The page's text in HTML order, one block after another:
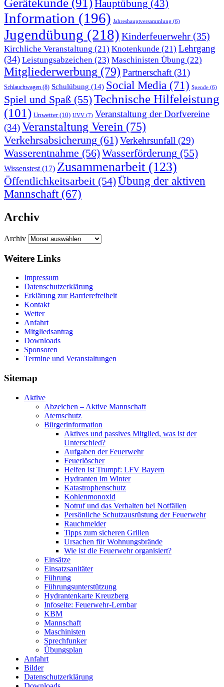
Gerätekunde (91)Hauptübung (43)
Information (196) Jahreshauptversammlung (6)
Jugendübung (218) Kinderfeuerwehr (35)
Kirchliche Veranstaltung (21) Knotenkunde (21) Lehrgang
(34) Leistungsabzeichen (23) Maschinisten Übung (22)
Mitgliederwerbung (79) Partnerschaft (31)
Schlauchwagen (8) Schulübung (14) Social Media (71) Spende (6)
Spiel und Spaß (55)Technische Hilfeleistung
(101) Unwetter(10) UVV (7) Veranstaltung der Dorfvereine
(34)Veranstaltung Verein (75)
Verkehrsabsicherung (61)Verkehrsunfall (29)
Wasserentnahme (56)Wasserförderung (55)
Wissenstest (17) Zusammenarbeit (123)
Öffentlichkeitsarbeit (54)Übung der aktiven
Mannschaft (67)
Archiv
Archiv
Weitere Links
Impressum
Datenschutzerklärung
Erklärung zur Barriere­frei­heit
Kontakt
Wetter
Anfahrt
Mitgliedsantrag
Downloads
Sponsoren
Termine und Veranstaltungen
Sitemap
Aktive
Abzeichen – Aktive Mannschaft
Atemschutz
Bürgerinformation
Aktives und passives Mitglied, was ist der
Unterschied?
Aufgaben der Feuerwehr
Feuerlöscher
Helfen ist Trumpf: LFV Bayern
Hydranten im Winter
Katastrophenschutz
Kohlenmonoxid
Notruf und das Verhalten bei Notfällen
Persönliche Schutzausrüstung der Feuerwehr
Rauchmelder
Tipps zum sicheren Grillen
Ursachen für Wohnungsbrände
Wie ist die Feuerwehr organisiert?
Einsätze
Einsatzsanitäter
Führung
Führungsunterstützung
Hydrantenkarte Kreuzberg
Infoseite: Feuerwehr-Lernbar
KBM
Mannschaft
Maschinisten
Sprechfunker
Übungsplan
Anfahrt
Bilder
Datenschutzerklärung